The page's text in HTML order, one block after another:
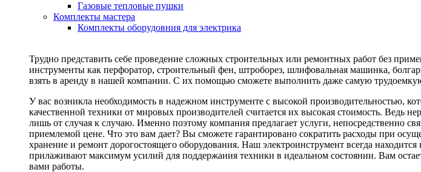
Газовые тепловые пушки
Комплекты мастера
Комплекты оборудовния для электрика
Трудно представить себе проведение сложных строительных или ремонтных работ без
инструменты как перфоратор, строительный фен, штроборез, шлифовальная машинка,
взять в аренду в нашей компании. С их помощью сможете выполнить даже самую
У вас возникла необходимость в надежном инструменте с высокой производительностью,
качественной техники от мировых производителей считается их высокая стоимость. Ведь
лишь от случая к случаю. Именно поэтому компания предлагает услуги, непосредственно
приемлемой цене. Что это вам дает? Вы сможете гарантировано сократить расходы при
хранение и ремонт дорогостоящего оборудования. Наш электроинструмент всегда
прилаживают максимум усилий для поддержания техники в идеальном состоянии. Вам
вами работы.